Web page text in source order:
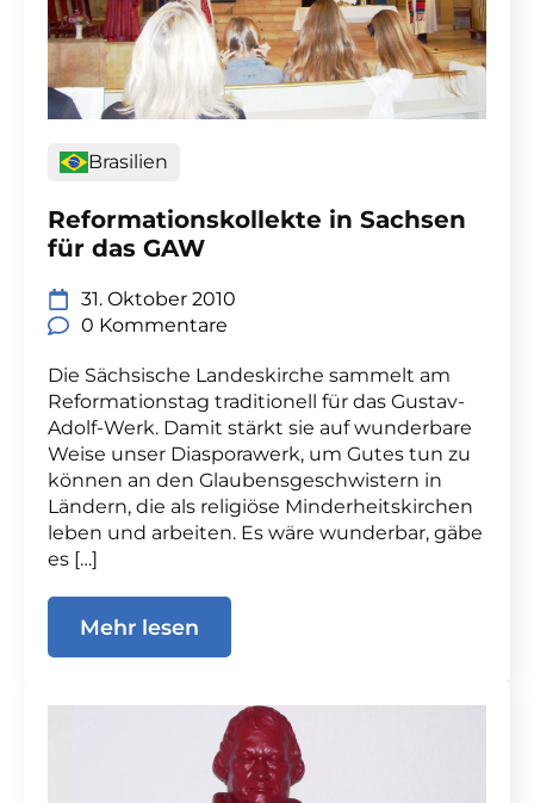
Brasilien
Reformationskollekte in Sachsen
für das GAW
31. Oktober 2010
0 Kommentare
Die Sächsische Landeskirche sammelt am
Reformationstag traditionell für das Gustav-
Adolf-Werk. Damit stärkt sie auf wunderbare
Weise unser Diasporawerk, um Gutes tun zu
können an den Glaubensgeschwistern in
Ländern, die als religiöse Minderheitskirchen
leben und arbeiten. Es wäre wunderbar, gäbe
es […]
Mehr lesen